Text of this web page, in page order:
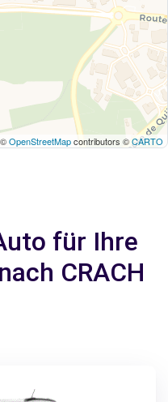
OpenStreetMapcontributors ©CARTO
für Ihre
CRACH